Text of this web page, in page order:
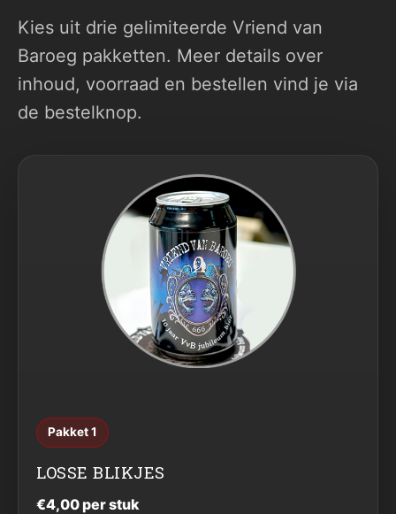
Kies uit drie gelimiteerde Vriend van
Baroeg pakketten. Meer details over
inhoud, voorraad en bestellen vind je via
de bestelknop.
Pakket 1
LOSSE BLIKJES
€4,00 per stuk